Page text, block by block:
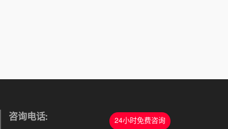
咨询电话: 24小时免费咨询